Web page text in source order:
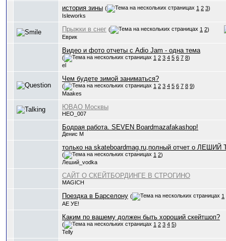
история зины ( 1 2 3)
Isleworks
Прыжки в снег ( 1 2)
Еврик
Видео и фото отчеты с Adio Jam - одна тема
( 1 2 3 4 5 6 7 8)
el
Чем будете зимой заниматься?
( 1 2 3 4 5 6 7 8 9)
Maakes
ЮВАО Москвы
HEO_007
Бодрая работа. SEVEN Boardmazafakashop!
Денис М
только на skateboardmag.ru,полный отчет о ЛЕШИЙ
( 1 2)
Леший_vodka
САЙТ О СКЕЙТБОРДИНГЕ В СТРОГИНО
MAGICH
Поездка в Барселону (
1
АЕ УЕ!
Каким по вашему должен быть хороший скейтшоп?
( 1 2 3 4 5)
Telly